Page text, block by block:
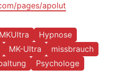
pages/apolut
MKUltra
Hypnose
MK-Ultra
missbrauch
Psychologe